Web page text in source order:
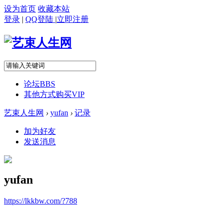
设为首页 收藏本站
登录 | QQ登陆 |立即注册
论坛BBS
其他方式购买VIP
艺束人生网 › yufan › 记录
加为好友
发送消息
yufan
https://lkkbw.com/?788